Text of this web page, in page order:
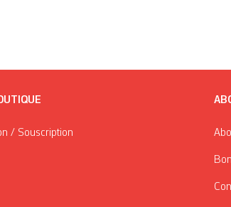
/ Souscription